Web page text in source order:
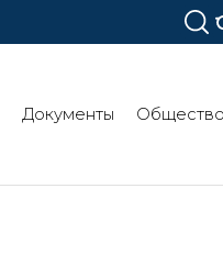
Документы Общество